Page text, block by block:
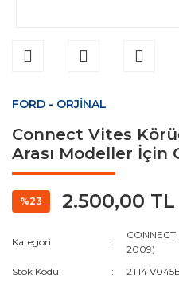
FORD - ORJİNAL
Connect Vites
Arası Modeller İçin
%23 2.500,00 TL
Kategori
2009)
Stok Kodu
2T14